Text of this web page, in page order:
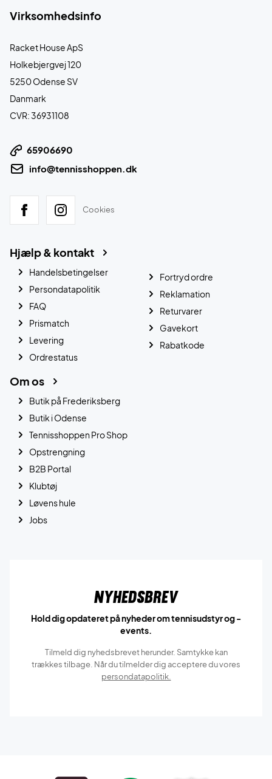
Virksomhedsinfo
Racket House ApS
Holkebjergvej 120
5250 Odense SV
Danmark
CVR: 36931108
65906690
info@tennisshoppen.dk
Cookies
Hjælp & kontakt
Handelsbetingelser
Persondatapolitik
FAQ
Prismatch
Levering
Ordrestatus
Fortryd ordre
Reklamation
Returvarer
Gavekort
Rabatkode
Om os
Butik på Frederiksberg
Butik i Odense
Tennisshoppen Pro Shop
Opstrengning
B2B Portal
Klubtøj
Løvens hule
Jobs
Nyhedsbrev
Hold dig opdateret på nyheder om tennisudstyr og -
events.
Tilmeld dig nyhedsbrevet herunder. Samtykke kan
trækkes tilbage. Når du tilmelder dig acceptere du vores
persondatapolitik.